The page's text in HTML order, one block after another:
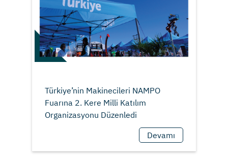
Türkiye’nin Makinecileri NAMPO
Fuarına 2. Kere Milli Katılım
Devamı